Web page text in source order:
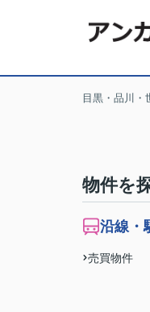
目黒・品川・
物件を
沿線・
売買物件